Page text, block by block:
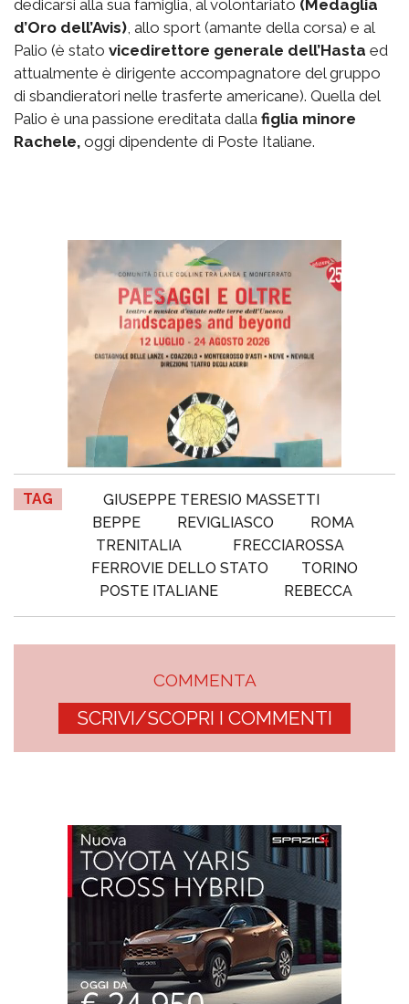
dedicarsi alla sua famiglia, al volontariato (Medaglia
d’Oro dell’Avis) , allo sport (amante della corsa) e al
Palio (è stato vicedirettore generale dell’Hasta ed
attualmente è dirigente accompagnatore del gruppo
di sbandieratori nelle trasferte americane). Quella del
Palio è una passione ereditata dalla figlia minore
Rachele, oggi dipendente di Poste Italiane.
TAG
GIUSEPPE TERESIO MASSETTI
BEPPE
REVIGLIASCO
ROMA
TRENITALIA
FRECCIAROSSA
FERROVIE DELLO STATO
TORINO
POSTE ITALIANE
REBECCA
COMMENTA
SCRIVI/SCOPRI I COMMENTI